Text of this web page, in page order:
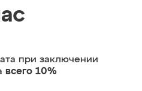
при заключении
всего 10%